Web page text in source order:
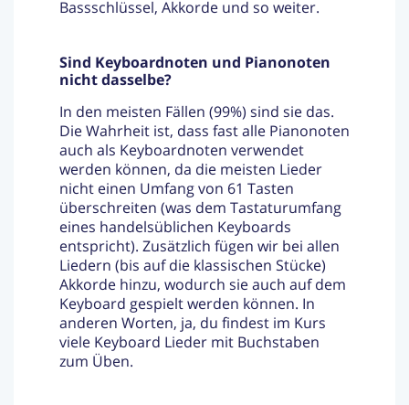
Bassschlüssel, Akkorde und so weiter.
Sind Keyboardnoten und Pianonoten
nicht dasselbe?
In den meisten Fällen (99%) sind sie das.
Die Wahrheit ist, dass fast alle Pianonoten
auch als Keyboardnoten verwendet
werden können, da die meisten Lieder
nicht einen Umfang von 61 Tasten
überschreiten (was dem Tastaturumfang
eines handelsüblichen Keyboards
entspricht). Zusätzlich fügen wir bei allen
Liedern (bis auf die klassischen Stücke)
Akkorde hinzu, wodurch sie auch auf dem
Keyboard gespielt werden können. In
anderen Worten, ja, du findest im Kurs
viele Keyboard Lieder mit Buchstaben
zum Üben.